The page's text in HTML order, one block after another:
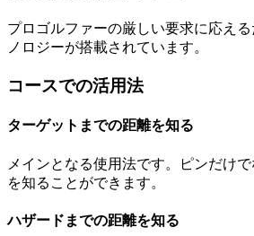
プロゴルファーの厳しい要求に応え
ノロジーが搭載されています。
コースでの活用法
ターゲットまでの距離を知る
メインとなる使用法です。ピンだけ
を知ることができます。
ハザードまでの距離を知る